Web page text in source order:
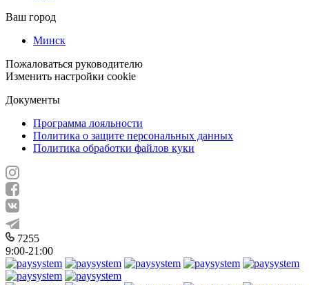
Ваш город
Минск
Пожаловаться руководителю
Изменить настройки cookie
Документы
Программа лояльности
Политика о защите персональных данных
Политика обработки файлов куки
7255
9:00-21:00